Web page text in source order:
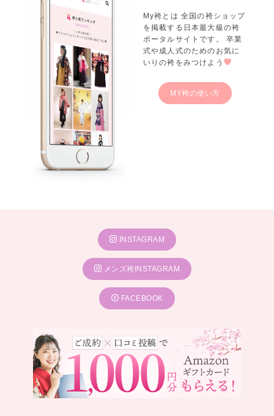
My袴とは 全国の袴ショップ
を掲載する日本最大級の袴
ポータルサイトです。 卒業
式や成人式のためのお気に
いりの袴をみつけよう
MY袴の使い方
INSTAGRAM
メンズ袴INSTAGRAM
FACEBOOK